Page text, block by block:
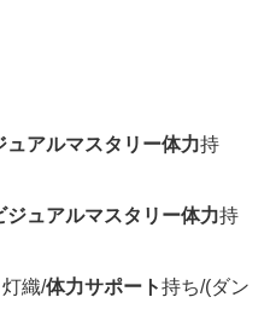
ュアルマスタリー体力持
ジュアルマスタリー体力持
灯織/体力サポート持ち/(ダン